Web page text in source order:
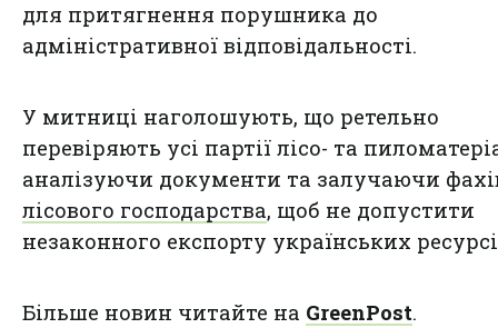
для притягнення порушника до
адміністративної відповідальності.
У митниці наголошують, що ретельно
перевіряють усі партії лісо- та
аналізуючи документи та залучаючи
лісового господарства, щоб не допустити
незаконного експорту українських
Більше новин читайте на GreenPost.